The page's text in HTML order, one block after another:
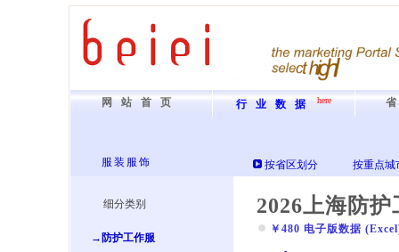
网站首页 行业数据 here
服装服饰 按省区划分 按重点城
细分类别
→防护工作服
2026上海防
￥480 电子版数据